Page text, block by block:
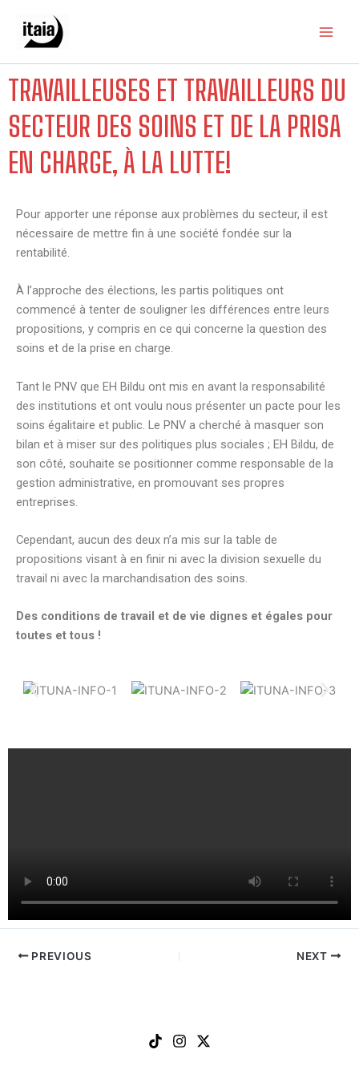
content
TRAVAILLEUSES ET TRAVAILLEURS DU
SECTEUR DES SOINS ET DE LA PRISA
EN CHARGE, À LA LUTTE!
Pour apporter une réponse aux problèmes du secteur, il est
nécessaire de mettre fin à une société fondée sur la
rentabilité.
À l’approche des élections, les partis politiques ont
commencé à tenter de souligner les différences entre leurs
propositions, y compris en ce qui concerne la question des
soins et de la prise en charge.
Tant le PNV que EH Bildu ont mis en avant la responsabilité
des institutions et ont voulu nous présenter un pacte pour les
soins égalitaire et public. Le PNV a cherché à masquer son
bilan et à miser sur des politiques plus sociales ; EH Bildu, de
son côté, souhaite se positionner comme responsable de la
gestion administrative, en promouvant ses propres
entreprises.
Cependant, aucun des deux n’a mis sur la table de
propositions visant à en finir ni avec la division sexuelle du
travail ni avec la marchandisation des soins.
Des conditions de travail et de vie dignes et égales pour
toutes et tous !
PREVIOUS NEXT